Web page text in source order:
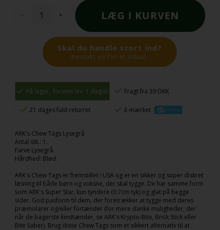
- +
Skal du handle stort ind?
Kontakt os for et tilbud.
På lager,forvent lev. 1 dag(e) Fragt fra 39 DKK
21 dages fuld returret E-mærket
ARK's Chew Tags Lysegrå
Antal stk.: 1.
Farve Lysegrå.
Hårdhed: Blød.
ARK's Chew Tags er fremstillet i USA og er en sikker og super diskret
løsning til både børn og voksne, der skal tygge. De har samme form
som ARK's Super Star, kun tyndere (0.7cm tyk) og glat på begge
sider. God pasform til dem, der foretrækker at tygge med deres
præmolarer og/eller fortænder (for mere slanke muligheder, der
når de bagerste kindtænder, se ARK's Krypto-Bite, Brick Stick eller
Bite Saber). Brug disse Chew Tags som et sikkert alternativ til at